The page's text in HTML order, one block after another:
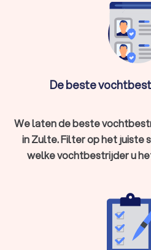
kiest, via Trustlocal maakt u een
vochtwering en het bestrijden van
helpen door direct prijsopgaven
verschillende
de vochtbestrijders vergelijken
De beste
We laten de beste
in Zulte. Filter op het juiste
welke vochtbestrijder u